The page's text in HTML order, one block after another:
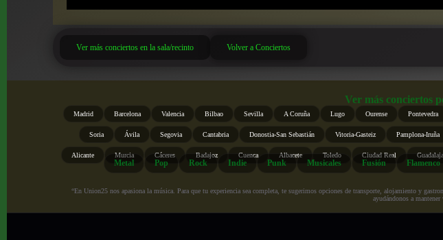
Ver más conciertos en la sala/recinto Volver a Conciertos
Ver más conciertos
Madrid Barcelona Valencia Bilbao Sevilla A Coruña Lugo Ourense Pontevedra
Soria Ávila Segovia Cantabria Donostia-San Sebastián Vitoria-Gasteiz Pamplona-Iruña
Alicante Murcia Cáceres Badajoz Cuenca Albacete Toledo Ciudad Real
Metal Pop Rock Indie Punk Musicales Fusión Flamenco
“En Union25 nos apasiona la música. Para que tu experiencia sea completa, te sugerimos opciones de transporte, alojamiento y
ayudándonos a